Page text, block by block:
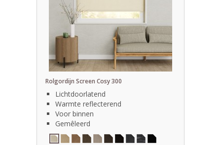
Rolgordijn Screen Cosy 300
Lichtdoorlatend
Warmte reflecterend
Voor binnen
Gemêleerd